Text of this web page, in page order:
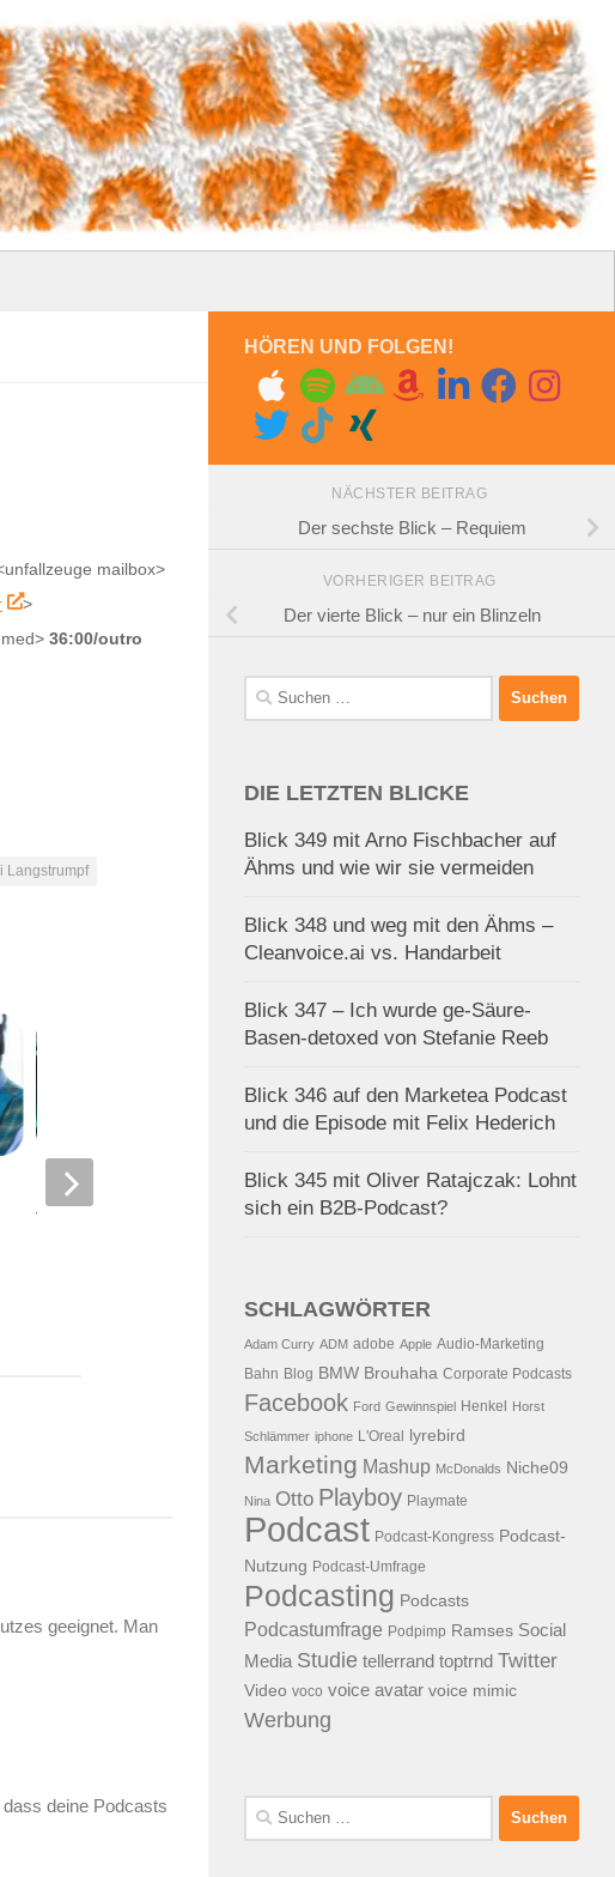
mailbox>
>
36:00/outro
Langstrumpf
PODCAST: Blick 120 auf
Vamos a la Playa, Test the
Blick 288 auf Social-Media-
Praxis-Workshops,
10.08.2011
geeignet. Man
deine Podcasts
HÖREN UND FOLGEN!
NÄCHSTER BEITRAG
Der sechste Blick – Requiem
VORHERIGER BEITRAG
Der vierte Blick – nur ein Blinzeln
Suchen
nach:
DIE LETZTEN BLICKE
Blick 349 mit Arno Fischbacher auf
Ähms und wie wir sie vermeiden
Blick 348 und weg mit den Ähms –
Cleanvoice.ai vs. Handarbeit
Blick 347 – Ich wurde ge-Säure-
Basen-detoxed von Stefanie Reeb
Blick 346 auf den Marketea Podcast
und die Episode mit Felix Hederich
Blick 345 mit Oliver Ratajczak: Lohnt
sich ein B2B-Podcast?
SCHLAGWÖRTER
Adam Curry ADM adobe Apple Audio-Marketing
Bahn Blog BMW Brouhaha Corporate Podcasts
Facebook Ford Gewinnspiel Henkel Horst
Schlämmer iphone L'Oreal lyrebird
Marketing Mashup McDonalds Niche09
Nina Otto Playboy Playmate
Podcast Podcast-Kongress Podcast-
Nutzung Podcast-Umfrage
Podcasting Podcasts
Podcastumfrage Podpimp Ramses Social
Media Studie tellerrand toptrnd Twitter
Video voco voice avatar voice mimic
Werbung
Suchen
nach: